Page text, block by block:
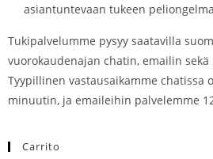
asiantuntevaan tukeen
Tukipalvelumme pysyy saatavilla
vuorokaudenajan chatin, emailin
Tyypillinen vastausaikamme chatissa
minuutin, ja emaileihin palvelemme
Carrito